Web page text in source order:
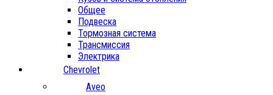
Общее
Подвеска
Тормозная система
Трансмиссия
Электрика
Chevrolet
Aveo